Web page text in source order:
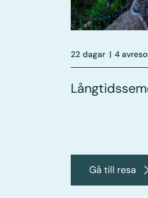
22 dagar | 4
Gå till resa